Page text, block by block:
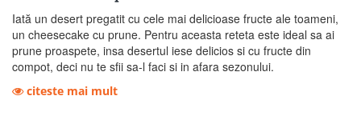
Iată un desert pregatit cu cele mai delicioase fructe ale toameni,
un cheesecake cu prune. Pentru aceasta reteta este ideal sa ai
prune proaspete, insa desertul iese delicios si cu fructe din
compot, deci nu te sfii sa-l faci si in afara sezonului.
citeste mai mult